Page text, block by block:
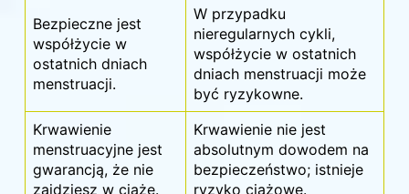
Bezpieczne jest
współżycie w
ostatnich dniach
menstruacji.
W przypadku
nieregularnych cykli,
współżycie w ostatnich
dniach menstruacji może
być ryzykowne.
Krwawienie
menstruacyjne jest
gwarancją, że nie
zajdziesz w ciążę.
Krwawienie nie jest
absolutnym dowodem na
bezpieczeństwo; istnieje
ryzyko ciążowe.